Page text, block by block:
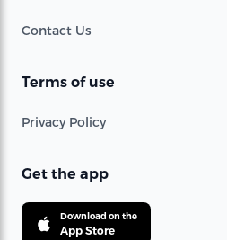
Contact Us
Terms of use
Privacy Policy
Get the app
Download on the
App Store